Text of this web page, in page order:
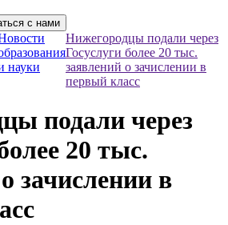
с нами
науки
Нижегородцы подали через
Госуслуги более 20 тыс.
заявлений о зачислении в
первый класс
подали через
20 тыс.
зачислении в